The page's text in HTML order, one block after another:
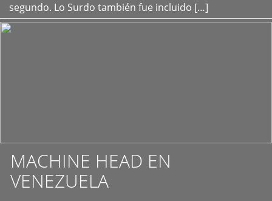
segundo. Lo Surdo también fue incluido […]
MACHINE HEAD EN
VENEZUELA